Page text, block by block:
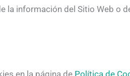
la información del Sitio Web o
en la página de Política de